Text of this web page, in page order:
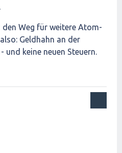
Weg für weitere Atom-
Geldhahn an der
und keine neuen Steuern.